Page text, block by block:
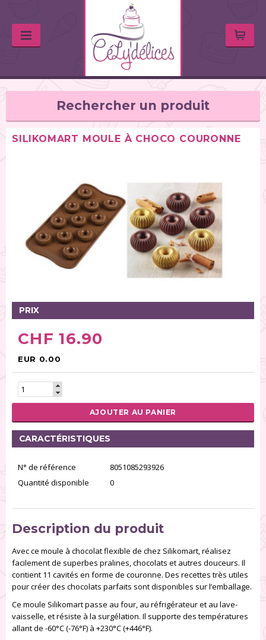
Rechercher un produit
Balances de cuisine (1)
Chalumeaux (1)
Moules (391)
Douilles (76)
Poches à douille et bouteilles (62)
Spatules / ustensiles (90)
Pinces (6)
Rouleaux (18)
Tapis (21)
Outils pour pâte à sucre (86)
Presses à textures (26)
RÉINITIALISER LA RECHERCHE
SILIKOMART MOULE À CHOCO COURONNE
PRIX
CHF 16.90
EUR 0.00
AJOUTER AU PANIER
CARACTÉRISTIQUES
N° de référence
8051085293926
Quantité disponible
0
Description du produit
Avec ce moule à chocolat flexible de chez Silikomart, réalisez
facilement de superbes pralines, chocolats et autres douceurs. Il
contient 11 cavités en forme de couronne. Des recettes très utiles
pour créer des chocolats parfaits sont disponibles sur l’emballage.
Ce moule Silikomart passe au four, au réfrigérateur et au lave-
vaisselle, et résiste à la surgélation. Il supporte des températures
allant de -60°C (-76°F) à +230°C (+446°F).